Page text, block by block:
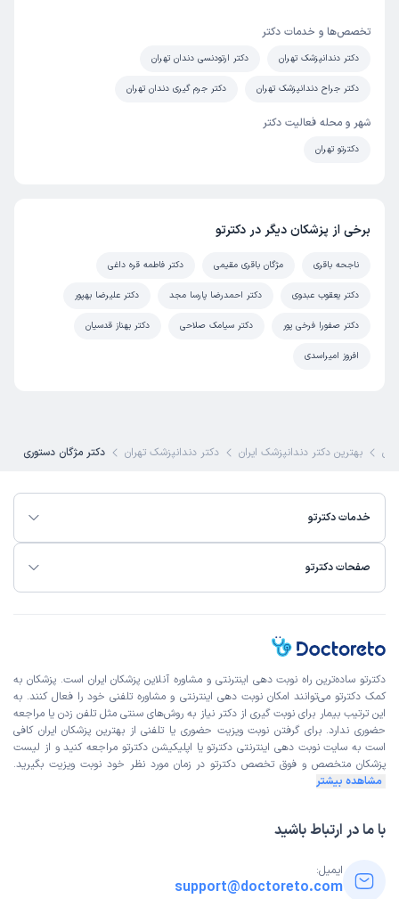
تخصص‌ها و خدمات دکتر
دکتر دندانپزشک تهران دکتر ارتودنسی دندان تهران
دکتر جراح دندانپزشک تهران دکتر جرم گیری دندان تهران
شهر و محله فعالیت دکتر
دکترتو تهران
برخی از پزشکان دیگر در دکترتو
ناجحه باقری مژگان باقری مقیمی دکتر فاطمه قره داغی
دکتر یعقوب عبدوی دکتر احمدرضا پارسا مجد دکتر علیرضا بهپور
دکتر صفورا فرخی پور دکتر سیامک صلاحی دکتر بهناز قدسیان
افروز امیراسدی
بهترین دکتر دندانپزشک ایران دکتر دندانپزشک تهران دکتر مژگان دستوری
خدمات دکترتو
صفحات دکترتو
دکترتو ساده‌ترین راه نوبت‌ دهی اینترنتی و مشاوره آنلاین پزشکان ایران است. پزشکان به
کمک دکترتو می‌توانند امکان نوبت دهی اینترنتی و مشاوره تلفنی خود را فعال کنند. به
این ترتیب بیمار برای نوبت گیری از دکتر نیاز به روش‌های سنتی مثل تلفن زدن یا مراجعه
حضوری ندارد. برای گرفتن نوبت ویزیت حضوری یا تلفنی از بهترین پزشکان ایران کافی
است به سایت نوبت دهی اینترنتی دکترتو یا اپلیکیشن دکترتو مراجعه کنید و از لیست
پزشکان متخصص و فوق تخصص دکترتو در زمان مورد نظر خود نوبت ویزیت بگیرید.
مشاهده بیشتر
با ما در ارتباط باشید
ایمیل:
support@doctoreto.com